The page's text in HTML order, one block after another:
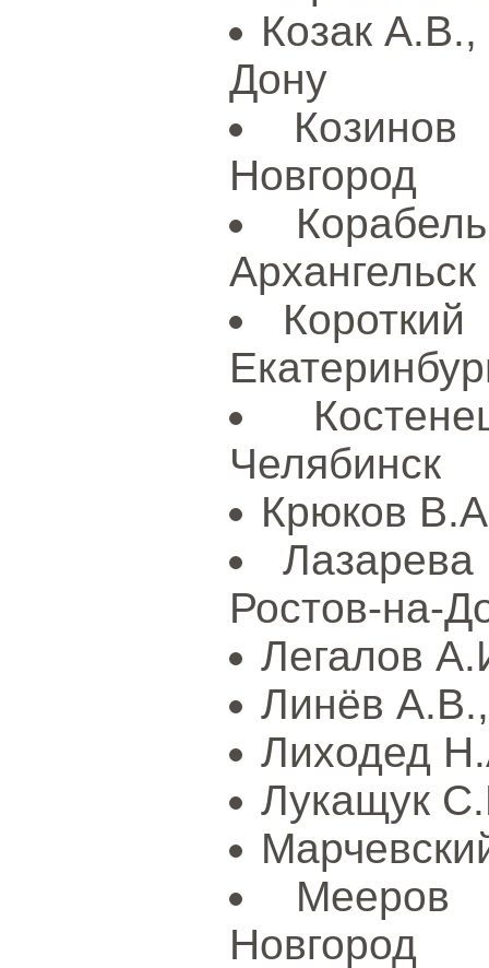
Козак
Дону
Новгород
Архангельск
Челябинск
Крюков
Ростов-на-
Легалов
Линёв
Лиходед
Лукащук
Новгород